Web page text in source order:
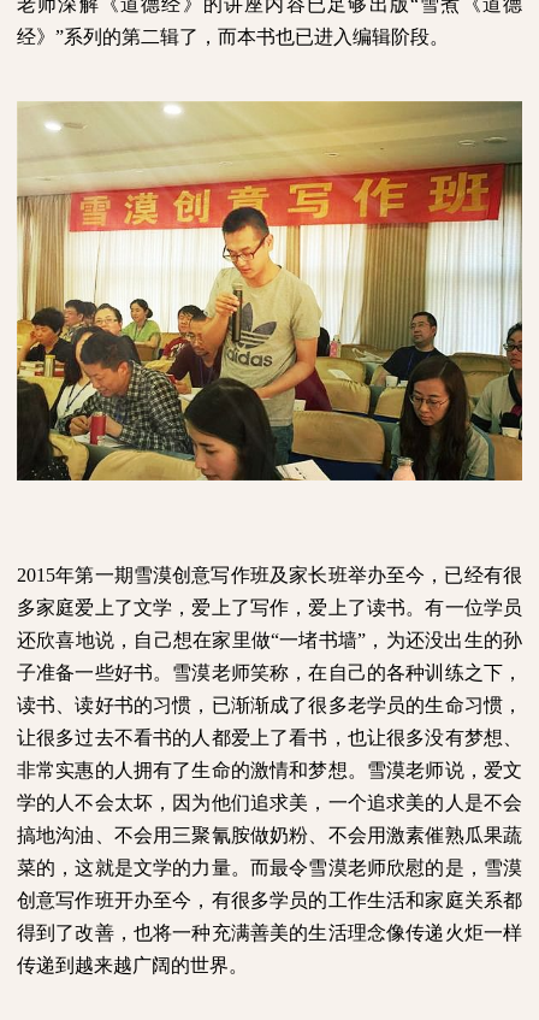
经》”系列的第二辑了，而本书也已进入编辑阶段。
2015年第一期雪漠创意写作班及家长班举办至今，已经有很
多家庭爱上了文学，爱上了写作，爱上了读书。有一位学员
还欣喜地说，自己想在家里做“一堵书墙”，为还没出生的孙
子准备一些好书。雪漠老师笑称，在自己的各种训练之下，
读书、读好书的习惯，已渐渐成了很多老学员的生命习惯，
让很多过去不看书的人都爱上了看书，也让很多没有梦想、
非常实惠的人拥有了生命的激情和梦想。雪漠老师说，爱文
学的人不会太坏，因为他们追求美，一个追求美的人是不会
搞地沟油、不会用三聚氰胺做奶粉、不会用激素催熟瓜果蔬
菜的，这就是文学的力量。而最令雪漠老师欣慰的是，雪漠
创意写作班开办至今，有很多学员的工作生活和家庭关系都
得到了改善，也将一种充满善美的生活理念像传递火炬一样
传递到越来越广阔的世界。